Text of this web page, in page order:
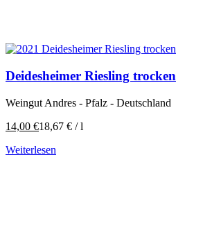
Deidesheimer Riesling trocken
Weingut Andres - Pfalz - Deutschland
14,00 €18,67 € /l
Weiterlesen